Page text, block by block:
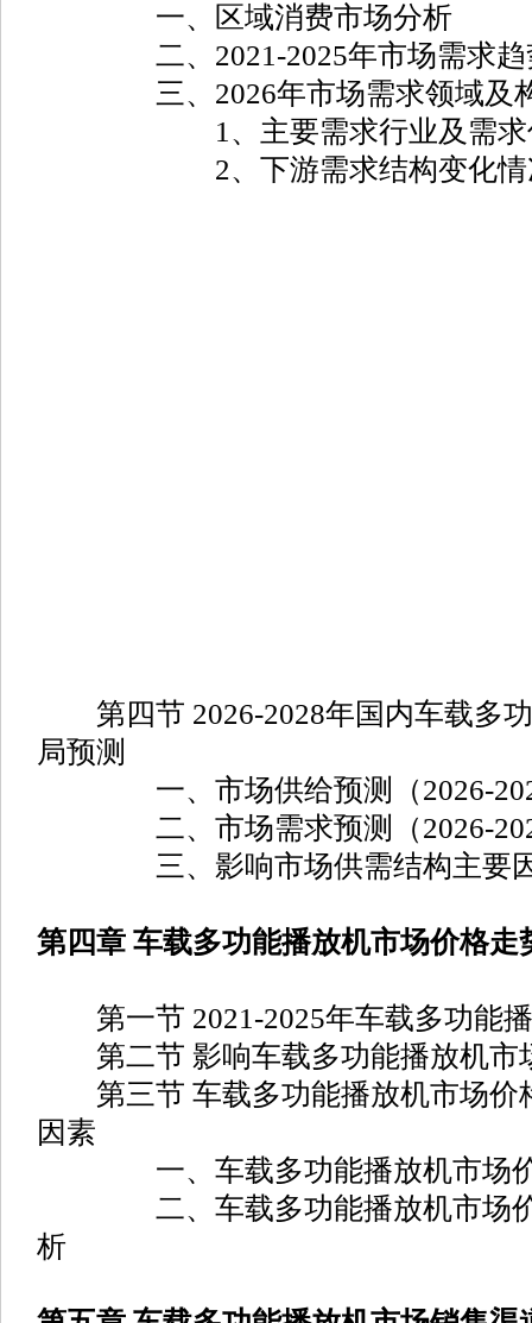
一、区域消费市场分析
二、2021-2025年市场需求趋
三、2026年市场需求领域及
1、主要需求行业及需求
2、下游需求结构变化情
第四节 2026-2028年国内车载多
局预测
一、市场供给预测（2026-
二、市场需求预测（2026-
三、影响市场供需结构主要因
第四章 车载多功能播放机市场价格走
第一节 2021-2025年车载多功能
第二节 影响车载多功能播放机市
第三节 车载多功能播放机市场价
因素
一、车载多功能播放机市场价
二、车载多功能播放机市场价
析